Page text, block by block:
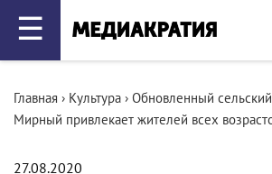
☰
Главная › Культура › Обновленный
Мирный привлекает жителей всех
27.08.2020